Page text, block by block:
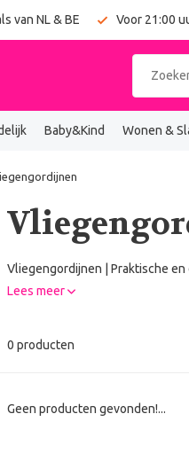
van NL & BE Voor 21:00
Baby&Kind Wonen &
Vliegengordijnen | Praktische
Lees meer
0 producten
Geen producten gevonden!...